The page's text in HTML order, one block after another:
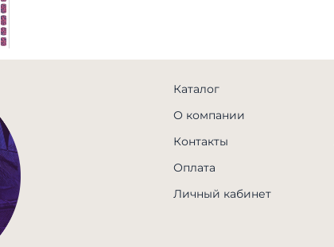
Каталог
О компании
Контакты
Оплата
Личный кабинет